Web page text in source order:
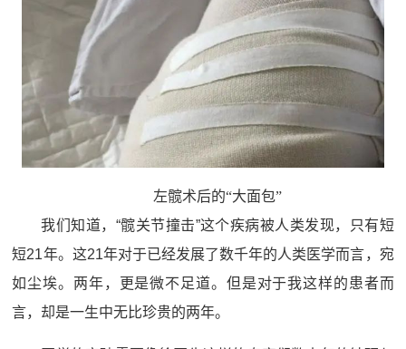
左髋术后的“大面包”
我们知道，“髋关节撞击”这个疾病被人类发现，只有短
短21年。这21年对于已经发展了数千年的人类医学而言，宛
如尘埃。两年，更是微不足道。但是对于我这样的患者而
言，却是一生中无比珍贵的两年。